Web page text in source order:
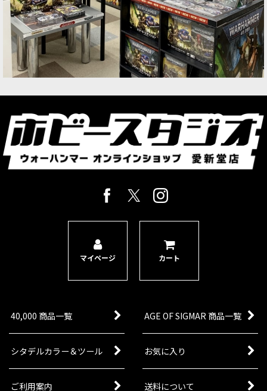
マイページ カート
40,000 商品一覧 AGE OF SIGMAR 商品一覧
シタデルカラー＆ツール お気に入り
ご利用案内 送料について